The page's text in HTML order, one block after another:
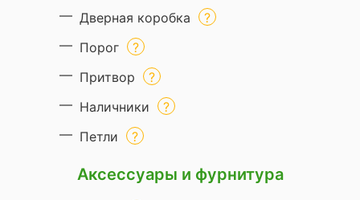
Дверная коробка
Порог
Притвор
Наличники
Петли
Аксессуары и фурнитура